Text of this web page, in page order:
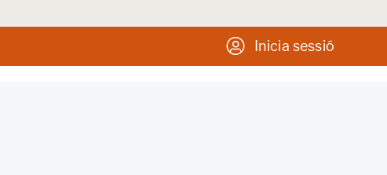
Inicia sessió